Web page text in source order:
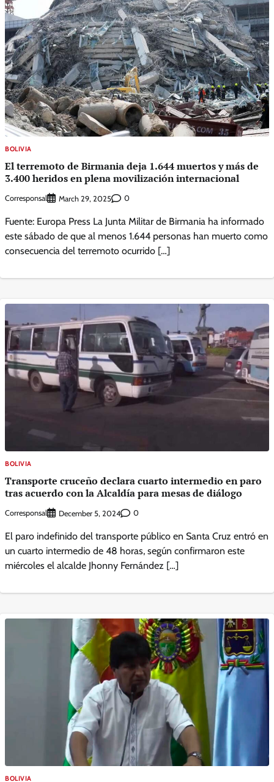
BOLIVIA
El terremoto de Birmania deja 1.644 muertos y más de
3.400 heridos en plena movilización internacional
Corresponsal March 29, 2025 0
Fuente: Europa Press La Junta Militar de Birmania ha informado
este sábado de que al menos 1.644 personas han muerto como
consecuencia del terremoto ocurrido […]
BOLIVIA
Transporte cruceño declara cuarto intermedio en paro
tras acuerdo con la Alcaldía para mesas de diálogo
Corresponsal December 5, 2024 0
El paro indefinido del transporte público en Santa Cruz entró en
un cuarto intermedio de 48 horas, según confirmaron este
miércoles el alcalde Jhonny Fernández […]
BOLIVIA